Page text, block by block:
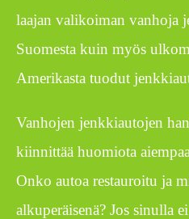
laajan valikoiman vanhoja
Suomesta kuin myös
Amerikasta tuodut
Vanhojen jenkkiautojen
kiinnittää huomiota
Onko autoa restauroitu ja
alkuperäisenä? Jos sinulla